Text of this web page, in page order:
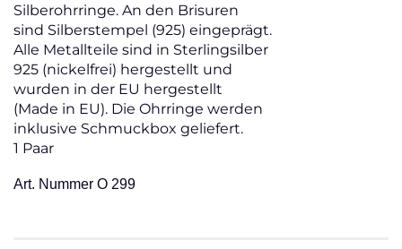
Silberohrringe. An den Brisuren
sind Silberstempel (925) eingeprägt.
Alle Metallteile sind in Sterlingsilber
925 (nickelfrei) hergestellt und
wurden in der EU hergestellt
(Made in EU). Die Ohrringe werden
inklusive Schmuckbox geliefert.
1 Paar
Art. Nummer O 299